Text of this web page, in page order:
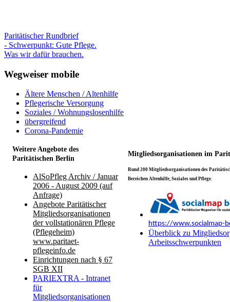
Paritätischer Rundbrief
- Schwerpunkt: Gute Pflege.
Was wir dafür brauchen.
Wegweiser mobile
Ältere Menschen / Altenhilfe
Pflegerische Versorgung
Soziales / Wohnungslosenhilfe
übergreifend
Corona-Pandemie
Weitere Angebote des
Paritätischen Berlin
Mitgliedsorganisationen im
AlSoPfleg Archiv / Januar
2006 - August 2009 (auf
Anfrage)
Angebote Paritätischer
Mitgliedsorganisationen
der vollstationären Pflege
(Pflegeheim)
www.paritaet-
pflegeinfo.de
Einrichtungen nach § 67
SGB XII
PARIEXTRA - Intranet
für
Mitgliedsorganisationen
Rund 200 Mitgliedsorganisationen des
Bereichen Altenhilfe, Soziales und Pflege.
https://www.socialmap-
Überblick zu
Arbeitsschwerpunkten